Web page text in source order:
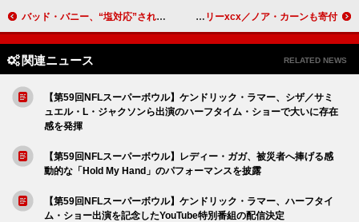
バッド・バニー、“塩対応”されても満面の笑みを輝かせるリッツ・クラッカーの【スーパーボウル】CM公開 チャペル・ローン、アーティストの医療支援のために約束した約380万円と同額をチャーリーxcx／ノア・カーンも寄付
関連ニュース RELATED NEWS
【第59回NFLスーパーボウル】ケンドリック・ラマー、シザ／サミ
ュエル・L・ジャクソンら出演のハーフタイム・ショーで大いに存在
感を発揮
【第59回NFLスーパーボウル】レディー・ガガ、被災者へ捧げる感
動的な「Hold My Hand」のパフォーマンスを披露
【第59回NFLスーパーボウル】ケンドリック・ラマー、ハーフタイ
ム・ショー出演を記念したYouTube特別番組の配信決定